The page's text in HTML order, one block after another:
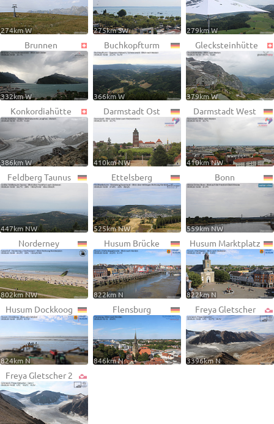
274km W 275km SW 279km W
Brunnen
332km W
Buchkopfturm
366km W
Glecksteinhütte
379km W
Konkordiahütte
386km W
Darmstadt Ost
410km NW
Darmstadt West
410km NW
Feldberg Taunus
447km NW
Ettelsberg
525km NW
Bonn
559km NW
Norderney
802km NW
Husum Brücke
822km N
Husum Marktplatz
822km N
Husum Dockkoog
824km N
Flensburg
846km N
Freya Gletscher
3396km N
Freya Gletscher 2